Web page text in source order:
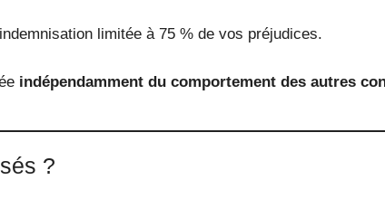
limitée à 75 % de vos préjudices.
indépendamment du comportement des autres
?